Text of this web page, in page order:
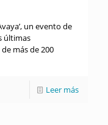
un evento de
últimas
más de 200
Leer más